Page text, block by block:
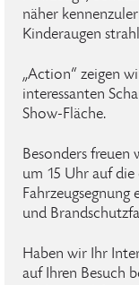
näher
Kinderaugen
„Action“ zeigen
interessanten
Show-Fläche.
Besonders freuen
um 15 Uhr auf
Fahrzeugsegnung
und
Haben wir Ihr
auf Ihren Besuch